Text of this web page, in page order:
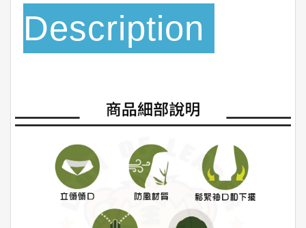
Description